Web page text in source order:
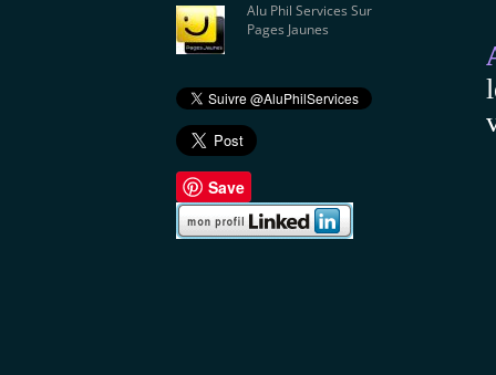
Alu Phil Services Sur
Pages Jaunes
Save